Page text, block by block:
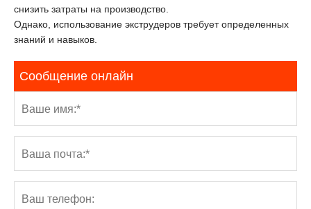
снизить затраты на производство.
Однако, использование экструдеров требует определенных
знаний и навыков.
Сообщение онлайн